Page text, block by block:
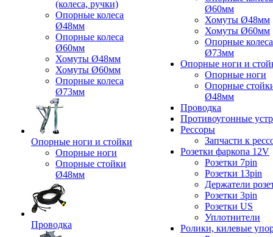
(колеса, ручки)
Опорные колеса
Ø48мм
Опорные колеса
Ø60мм
Хомуты Ø48мм
Хомуты Ø60мм
Опорные колеса
Ø73мм
Опорные ноги и стойки
Опорные ноги
Опорные стойки
Ø48мм
Проводка
Ø60мм
Хомуты Ø48мм
Хомуты Ø60мм
Опорные колеса
Ø73мм
Опорные ноги и
Опорные ноги
Опорные
Ø48мм
Проводка
Противоугонные
Рессоры
Запчасти к
Розетки фаркопа 12V
Розетки 7pin
Розетки 13pin
Держатели
Розетки 3pin
Розетки US
Уплотнители
Ролики, килевые